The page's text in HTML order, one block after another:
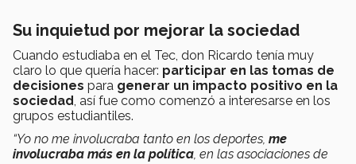
Su inquietud por mejorar la sociedad
Cuando estudiaba en el Tec, don Ricardo tenía muy
claro lo que quería hacer: participar en las tomas de
decisiones para generar un impacto positivo en la
sociedad, así fue como comenzó a interesarse en los
grupos estudiantiles.
“Yo no me involucraba tanto en los deportes, me
involucraba más en la política, en las asociaciones de